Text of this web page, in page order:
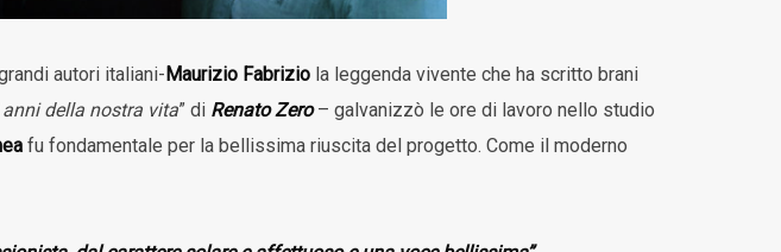
autori italiani-Maurizio Fabrizio la leggenda vivente che ha scritto brani
della nostra vita” di Renato Zero– galvanizzò le ore di lavoro nello studio
fu fondamentale per la bellissima riuscita del progetto. Come il moderno